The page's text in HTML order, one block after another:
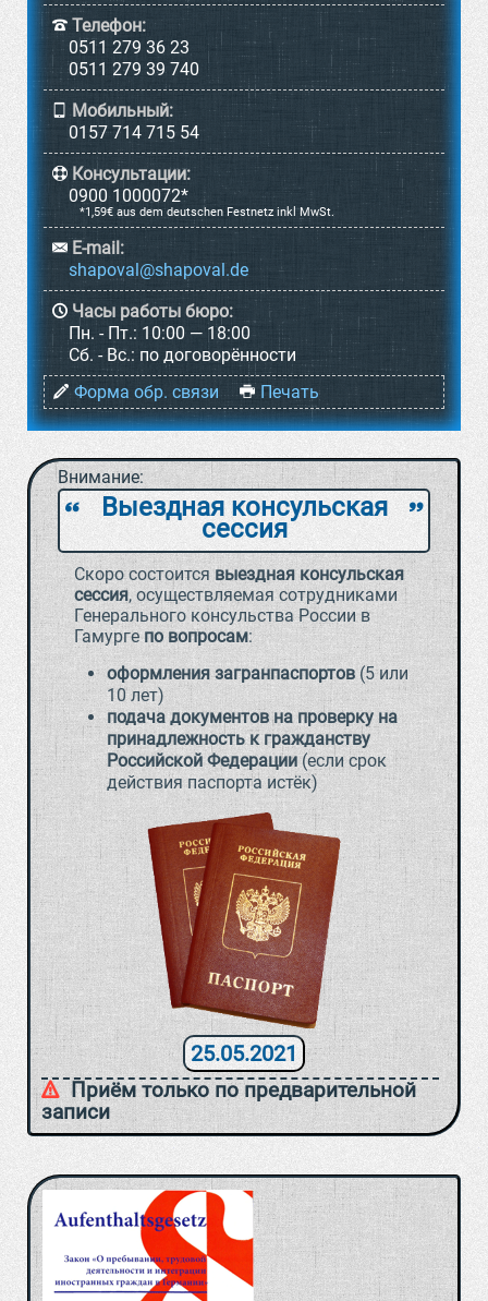
Телефон:
0511 279 36 23
0511 279 39 740
Мобильный:
0157 714 715 54
Консультации:
0900 1000072*
*1,59€ aus dem deutschen Festnetz inkl MwSt.
E-mail:
Часы работы бюро:
Пн. - Пт.: 10:00 — 18:00
Cб. - Вс.: по договорённости
Форма обр. связи
Печать
Внимание:
` a
Выездная консульская
сессия
Скоро состоится выездная консульская
сессия, осуществляемая сотрудниками
Генерального консульства России в
Гамургепо вопросам:
оформления загранпаспортов (5 или
10 лет)
подача документов на проверку на
принадлежность к гражданству
Российской Федерации (если срок
действия паспорта истёк)
25.05.2021
Приём только по предварительной
записи